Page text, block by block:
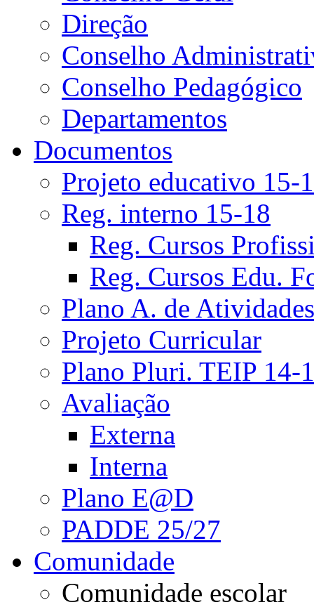
Direção
Conselho
Conselho Pedagógico
Departamentos
Documentos
Projeto educativo 15-
Reg. interno 15-18
Reg. Cursos
Reg. Cursos Edu.
Plano A. de Atividades
Projeto Curricular
Plano Pluri. TEIP 14-
Avaliação
Externa
Interna
Plano E@D
PADDE 25/27
Comunidade
Comunidade escolar